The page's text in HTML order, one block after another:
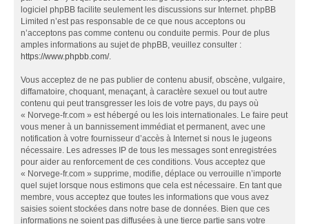
logiciel phpBB facilite seulement les discussions sur Internet. phpBB
Limited n’est pas responsable de ce que nous acceptons ou
n’acceptons pas comme contenu ou conduite permis. Pour de plus
amples informations au sujet de phpBB, veuillez consulter :
https://www.phpbb.com/.
Vous acceptez de ne pas publier de contenu abusif, obscène, vulgaire,
diffamatoire, choquant, menaçant, à caractère sexuel ou tout autre
contenu qui peut transgresser les lois de votre pays, du pays où
« Norvege-fr.com » est hébergé ou les lois internationales. Le faire peut
vous mener à un bannissement immédiat et permanent, avec une
notification à votre fournisseur d’accès à Internet si nous le jugeons
nécessaire. Les adresses IP de tous les messages sont enregistrées
pour aider au renforcement de ces conditions. Vous acceptez que
« Norvege-fr.com » supprime, modifie, déplace ou verrouille n’importe
quel sujet lorsque nous estimons que cela est nécessaire. En tant que
membre, vous acceptez que toutes les informations que vous avez
saisies soient stockées dans notre base de données. Bien que ces
informations ne soient pas diffusées à une tierce partie sans votre